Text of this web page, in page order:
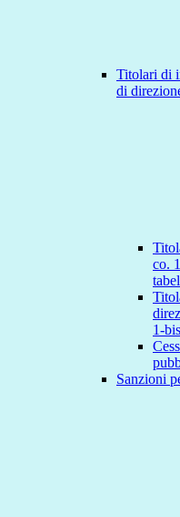
Titolari di
di
co.
1-
Sanzioni